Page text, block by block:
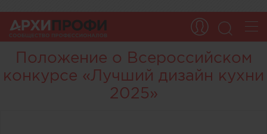
Положение о Всероссийском
конкурсе «Лучший дизайн кухни
2025»